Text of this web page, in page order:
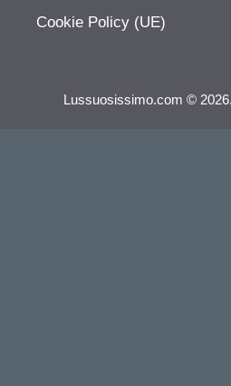
Cookie Policy (UE)
Lussuosissimo.com ©